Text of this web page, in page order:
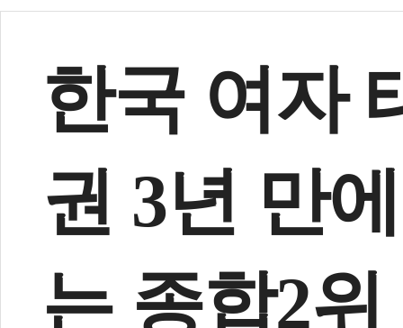
한국 여자
권 3년 만
는 종합2위